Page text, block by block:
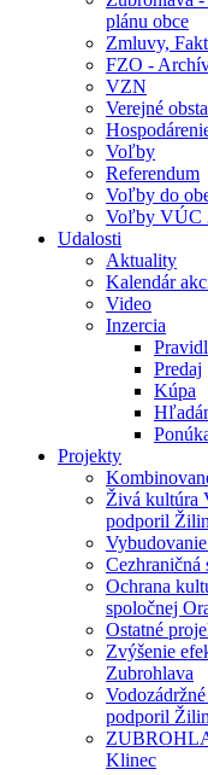
plánu obce
Zmluvy,
FZO -
VZN
Verejné
Voľby
Referendum
Voľby do
Voľby VÚC
Udalosti
Aktuality
Kalendár
Video
Inzercia
Predaj
Kúpa
Projekty
Živá kultúra
podporil
Cezhraničná
Ochrana
spoločnej
Ostatné
Zvýšenie
Zubrohlava
podporil
Klinec